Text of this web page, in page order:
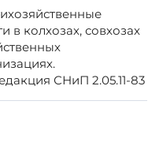
СССР по делам
1983 г. N 344
в колхозах, совхозах
СНиП 2.05.11-83